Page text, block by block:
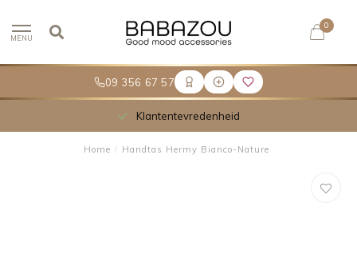
09 356 67 57
MENU
0
Klantentevredenheid
Home / Handtas Hermy Bianco-Nature